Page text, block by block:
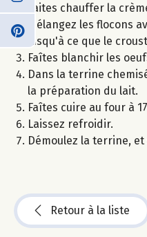
Faites chauffer la
Mélangez les flocons
jusqu'à ce que le
Faîtes blanchir les
Dans la terrine
la préparation du lait.
Faîtes cuire au four à
Laissez refroidir.
Démoulez la terrine,
Retour à la liste